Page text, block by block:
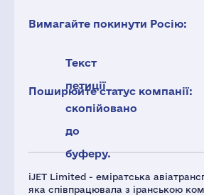
iJET Limited - еміратська
яка співпрацювала з іранською
Вимагайте покинути Росію:
Текст
петиції
скопійовано
до
буферу.
Поширюйте статус компанії: